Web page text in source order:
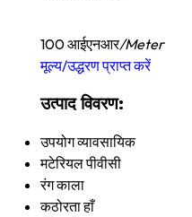
100 आईएनआर/Meter
मूल्य/उद्धरण प्राप्त करें
उत्पाद विवरण:
उपयोगव्यावसायिक
मटेरियलपीवीसी
रंगकाला
कठोरताहाँ